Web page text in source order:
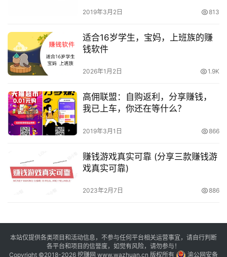
2019年3月2日 813
适合16岁学生，宝妈，上班族的赚
钱软件
2026年1月2日 1.9K
高佣联盟：自购返利，分享赚钱，
我已上车，你还在等什么？
2019年3月1日 866
赚钱游戏真实可靠 (分享三款赚钱游
戏真实可靠)
2023年2月7日 886
本站仅提供各类项目和活动信息，不参与任何平台相关运营事宜，请自行判断
各平台和项目的信誉度，如觉有风险，请勿参与！
Copyright ©2018-2026 挖赚网 www.wazhuan.cn 版权所有
渝公网安备